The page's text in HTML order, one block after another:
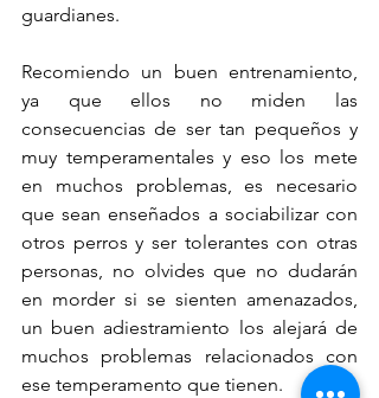
guardianes.
Recomiendo un buen entrenamiento,
ya que ellos no miden las
consecuencias de ser tan pequeños y
muy temperamentales y eso los mete
en muchos problemas, es necesario
que sean enseñados a sociabilizar con
otros perros y ser tolerantes con otras
personas, no olvides que no dudarán
en morder si se sienten amenazados,
un buen adiestramiento los alejará de
muchos problemas relacionados con
ese temperamento que tienen.